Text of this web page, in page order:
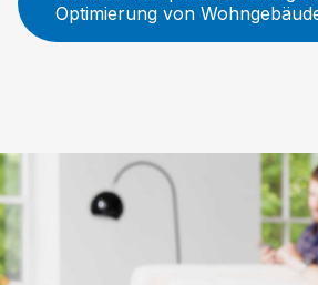
Optimierung von